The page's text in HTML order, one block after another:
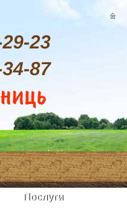
Послуги